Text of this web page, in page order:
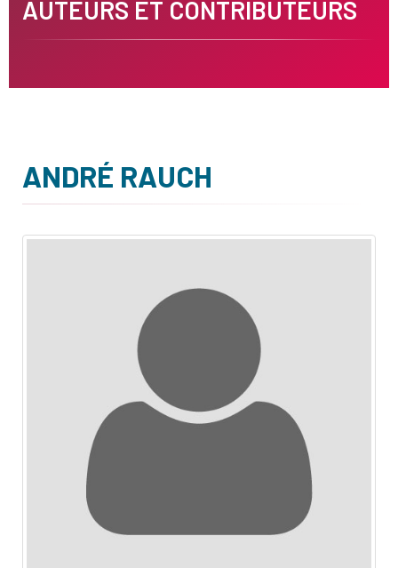
AUTEURS ET CONTRIBUTEURS
ANDRÉ RAUCH